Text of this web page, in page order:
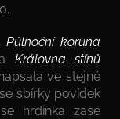
Půlnoční koruna
Královna stínů
ve stejné
sbírky povídek
hrdinka zase